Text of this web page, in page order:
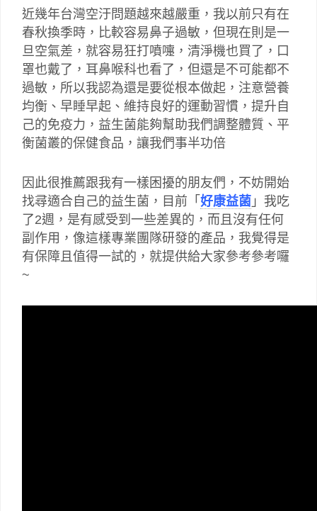
近幾年台灣空汙問題越來越嚴重，我以前只有在
春秋換季時，比較容易鼻子過敏，但現在則是一
旦空氣差，就容易狂打噴嚏，清淨機也買了，口
罩也戴了，耳鼻喉科也看了，但還是不可能都不
過敏，所以我認為還是要從根本做起，注意營養
均衡、早睡早起、維持良好的運動習慣，提升自
己的免疫力，益生菌能夠幫助我們調整體質、平
衡菌叢的保健食品，讓我們事半功倍
因此很推薦跟我有一樣困擾的朋友們，不妨開始
找尋適合自己的益生菌，目前「 好康益菌 」我吃
了2週，是有感受到一些差異的，而且沒有任何
副作用，像這樣專業團隊研發的產品，我覺得是
有保障且值得一試的，就提供給大家參考參考囉
~